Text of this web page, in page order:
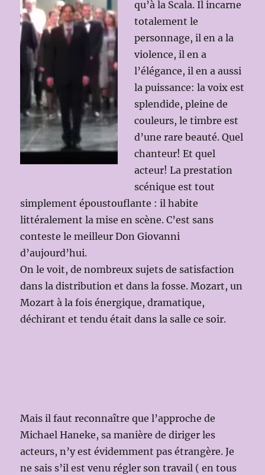
qu’à la Scala. Il incarne
totalement le
personnage, il en a la
violence, il en a
l’élégance, il en a aussi
la puissance: la voix est
splendide, pleine de
couleurs, le timbre est
d’une rare beauté. Quel
chanteur! Et quel
acteur! La prestation
scénique est tout
simplement époustouflante : il habite
littéralement la mise en scène. C’est sans
conteste le meilleur Don Giovanni
d’aujourd’hui.
On le voit, de nombreux sujets de satisfaction
dans la distribution et dans la fosse. Mozart, un
Mozart à la fois énergique, dramatique,
déchirant et tendu était dans la salle ce soir.
Mais il faut reconnaître que l’approche de
Michael Haneke, sa manière de diriger les
acteurs, n’y est évidemment pas étrangère. Je
ne sais s’il est venu régler son travail ( en tous